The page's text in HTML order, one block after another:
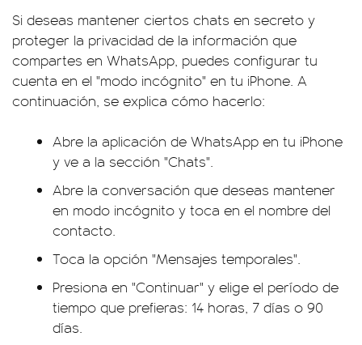
Si deseas mantener ciertos chats en secreto y
proteger la privacidad de la información que
compartes en WhatsApp, puedes configurar tu
cuenta en el "modo incógnito" en tu iPhone. A
continuación, se explica cómo hacerlo:
Abre la aplicación de WhatsApp en tu iPhone
y ve a la sección "Chats".
Abre la conversación que deseas mantener
en modo incógnito y toca en el nombre del
contacto.
Toca la opción "Mensajes temporales".
Presiona en "Continuar" y elige el período de
tiempo que prefieras: 14 horas, 7 días o 90
días.